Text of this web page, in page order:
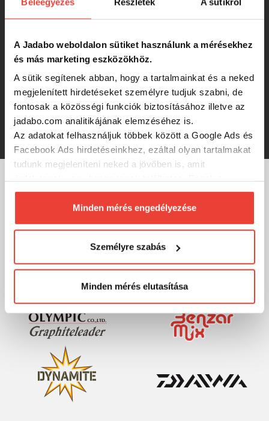
A Jadabo weboldalon sütiket használunk a mérésekhez
és más marketing eszközökhöz.
A sütik segítenek abban, hogy a tartalmainkat és a neked
megjelenített hirdetéseket személyre tudjuk szabni, de
fontosak a közösségi funkciók biztosításához illetve az
jadabo.com analitikájának elemzéséhez is.
Az adatokat felhasználjuk többek között a Google Ads és
Facebook Ads hirdetéseinkhez, ezáltal olyan tartalmakat
tudunk megjeleníteni neked a jövőben is, amit
biztosításához arra kérünk, hogy engedd meg
számunkra minden mérés használatát.
Természetesensoha semmilyen formában nem fogunk
megváltoztathatod a döntésed ezzel kapcsolatban.
Előre is köszönjük!
Minden mérés engedélyezése
Személyre szabás
Minden mérés elutasítása
PVC / 24X16X10cm /
5 700 Ft
MS RANGE Hardcase I LSC
szerelékes táska / PVC / 28X10X6cm
RRP: 5 999 Ft
5 175 Ft
MÁRKÁINK